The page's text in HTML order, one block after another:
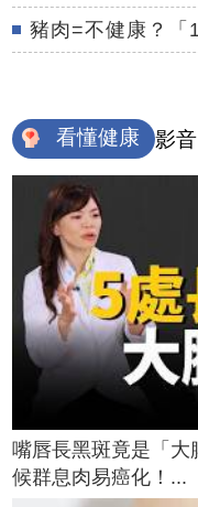
豬肉=不健康？「
看懂健康 影音
嘴唇長黑斑竟是「大
候群息肉易癌化！...